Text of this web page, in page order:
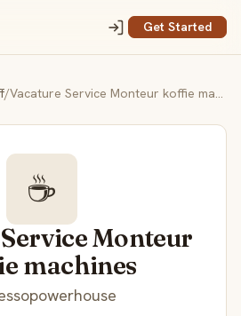
Get Started
/ Vacature Service Monteur koffie machines
☕
Monteur
machines